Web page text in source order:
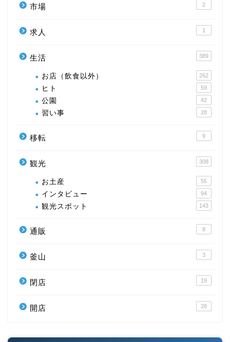
市場 2
求人 1
生活 389
お店（飲食以外） 262
ヒト 59
公園 42
習い事 28
移転 9
観光 308
お土産 55
インタビュー 94
観光スポット 143
通販 8
釜山 3
閉店 19
開店 28